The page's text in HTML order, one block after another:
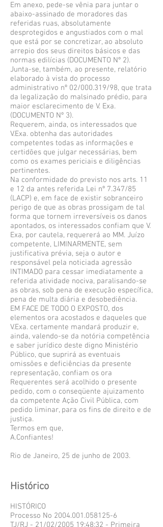
Em anexo, pede-se vênia para juntar o
abaixo-assinado de moradores das
referidas ruas, absolutamente
desprotegidos e angustiados com o mal
que está por se concretizar, ao absoluto
arrepio dos seus direitos básicos e das
normas edilícias (DOCUMENTO Nº 2).
Junta-se, também, ao presente, relatório
elaborado à vista do processo
administrativo nº 02/000.319/98, que trata
da legalização do malsinado prédio, para
maior esclarecimento de V. Exa.
(DOCUMENTO Nº 3).
Requerem, ainda, os interessados que
V.Exa. obtenha das autoridades
competentes todas as informações e
certidões que julgar necessárias, bem
como os exames periciais e diligências
pertinentes.
Na conformidade do previsto nos arts. 11
e 12 da antes referida Lei nº 7.347/85
(LACP) e, em face de existir sobranceiro
perigo de que as obras prossigam de tal
forma que tornem irreversíveis os danos
apontados, os interessados confiam que V.
Exa, por cautela, requererá ao MM. Juízo
competente, LIMINARMENTE, sem
justificativa prévia, seja o autor e
responsável pela noticiada agressão
INTIMADO para cessar imediatamente a
referida atividade nociva, paralisando-se
as obras, sob pena de execução específica,
pena de multa diária e desobediência.
EM FACE DE TODO O EXPOSTO, dos
elementos ora acostados e daqueles que
V.Exa. certamente mandará produzir e,
ainda, valendo-se da notória competência
e saber jurídico deste digno Ministério
Público, que suprirá as eventuais
omissões e deficiências da presente
representação, confiam os ora
Requerentes será acolhido o presente
pedido, com o conseqüente ajuizamento
da competente Ação Civil Pública, com
pedido liminar, para os fins de direito e de
justiça.
Termos em que,
A.Confiantes!
Rio de Janeiro, 25 de junho de 2003.
Histórico
HISTÓRICO
Processo No 2004.001.058125-6
TJ/RJ - 21/02/2005 19:48:32 - Primeira